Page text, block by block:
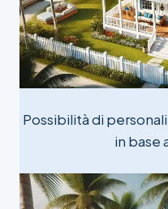
Possibilità di
in base